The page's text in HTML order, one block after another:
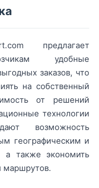
предлагает
удобные
заказов, что
на собственный
от решений
технологии
возможность
географическим и
а также экономить
маршрутов.